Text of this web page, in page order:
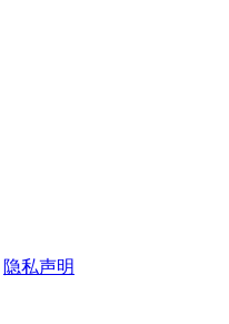
隐私声明